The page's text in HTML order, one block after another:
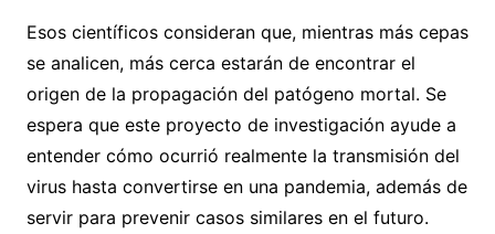
Esos científicos consideran que, mientras más cepas
se analicen, más cerca estarán de encontrar el
origen de la propagación del patógeno mortal. Se
espera que este proyecto de investigación ayude a
entender cómo ocurrió realmente la transmisión del
virus hasta convertirse en una pandemia, además de
servir para prevenir casos similares en el futuro.